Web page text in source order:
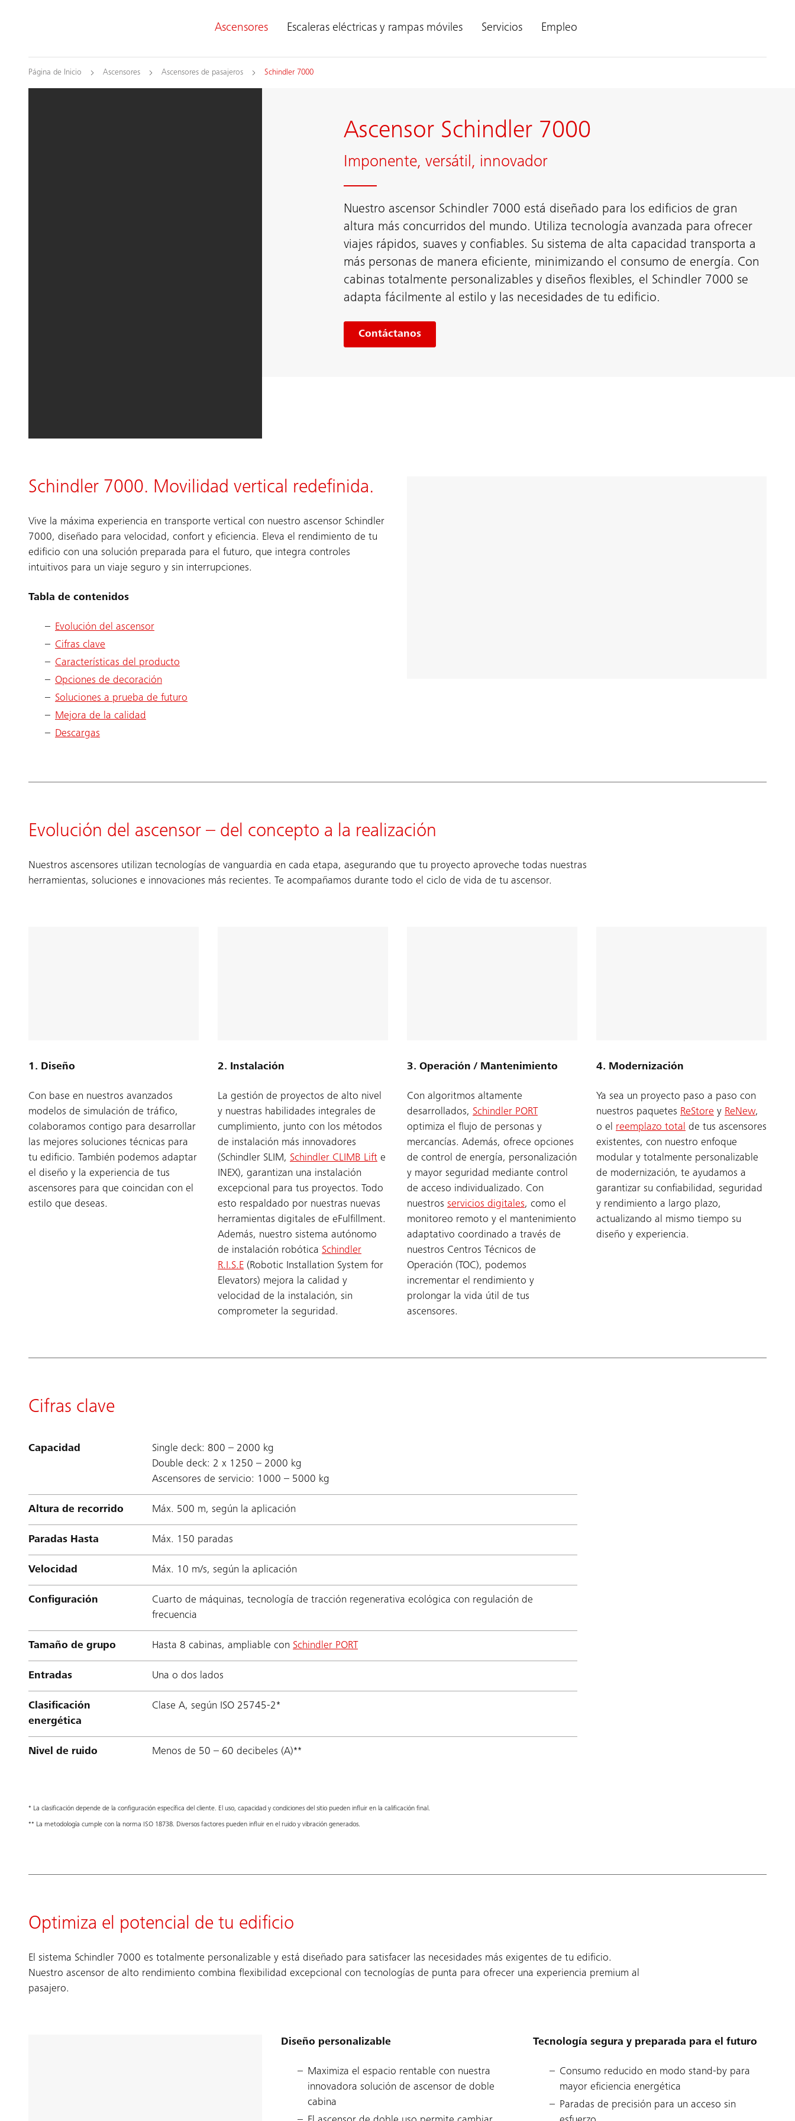
Ascensores Escaleras eléctricas y rampas móviles Servicios Empleo
Página de Inicio Ascensores Ascensores de pasajeros Schindler 7000
Ascensor Schindler 7000
Imponente, versátil, innovador
Nuestro ascensor Schindler 7000 está diseñado para los edificios de gran
altura más concurridos del mundo. Utiliza tecnología avanzada para ofrecer
viajes rápidos, suaves y confiables. Su sistema de alta capacidad transporta a
más personas de manera eficiente, minimizando el consumo de energía. Con
cabinas totalmente personalizables y diseños flexibles, el Schindler 7000 se
adapta fácilmente al estilo y las necesidades de tu edificio.
Contáctanos
Schindler 7000. Movilidad vertical redefinida.
Vive la máxima experiencia en transporte vertical con nuestro ascensor Schindler
7000, diseñado para velocidad, confort y eficiencia. Eleva el rendimiento de tu
edificio con una solución preparada para el futuro, que integra controles
intuitivos para un viaje seguro y sin interrupciones.
Tabla de contenidos
Evolución del ascensor
Cifras clave
Características del producto
Opciones de decoración
Soluciones a prueba de futuro
Mejora de la calidad
Descargas
Evolución del ascensor – del concepto a la realización
Nuestros ascensores utilizan tecnologías de vanguardia en cada etapa, asegurando que tu proyecto aproveche todas nuestras
herramientas, soluciones e innovaciones más recientes. Te acompañamos durante todo el ciclo de vida de tu ascensor.
1. Diseño
Con base en nuestros avanzados
modelos de simulación de tráfico,
colaboramos contigo para desarrollar
las mejores soluciones técnicas para
tu edificio. También podemos adaptar
el diseño y la experiencia de tus
ascensores para que coincidan con el
estilo que deseas.
2. Instalación
La gestión de proyectos de alto nivel
y nuestras habilidades integrales de
cumplimiento, junto con los métodos
de instalación más innovadores
(Schindler SLIM, Schindler CLIMB Lift e
INEX), garantizan una instalación
excepcional para tus proyectos. Todo
esto respaldado por nuestras nuevas
herramientas digitales de eFulfillment.
Además, nuestro sistema autónomo
de instalación robótica Schindler
R.I.S.E (Robotic Installation System for
Elevators) mejora la calidad y
velocidad de la instalación, sin
comprometer la seguridad.
3. Operación / Mantenimiento
Con algoritmos altamente
desarrollados, Schindler PORT
optimiza el flujo de personas y
mercancías. Además, ofrece opciones
de control de energía, personalización
y mayor seguridad mediante control
de acceso individualizado. Con
nuestros servicios digitales, como el
monitoreo remoto y el mantenimiento
adaptativo coordinado a través de
nuestros Centros Técnicos de
Operación (TOC), podemos
incrementar el rendimiento y
prolongar la vida útil de tus
ascensores.
4. Modernización
Ya sea un proyecto paso a paso con
nuestros paquetes ReStore y ReNew,
o el reemplazo total de tus ascensores
existentes, con nuestro enfoque
modular y totalmente personalizable
de modernización, te ayudamos a
garantizar su confiabilidad, seguridad
y rendimiento a largo plazo,
actualizando al mismo tiempo su
diseño y experiencia.
Cifras clave
Capacidad
Single deck: 800 – 2000 kg
Double deck: 2 x 1250 – 2000 kg
Ascensores de servicio: 1000 – 5000 kg
Altura de recorrido Máx. 500 m, según la aplicación
Paradas Hasta Máx. 150 paradas
Velocidad Máx. 10 m/s, según la aplicación
Configuración
Cuarto de máquinas, tecnología de tracción regenerativa ecológica con regulación de
frecuencia
Tamaño de grupo Hasta 8 cabinas, ampliable con Schindler PORT
Entradas Una o dos lados
Clasificación
energética
Clase A, según ISO 25745-2*
Nivel de ruido Menos de 50 – 60 decibeles (A)**
* La clasificación depende de la configuración específica del cliente. El uso, capacidad y condiciones del sitio pueden influir en la calificación final.
** La metodología cumple con la norma ISO 18738. Diversos factores pueden influir en el ruido y vibración generados.
Optimiza el potencial de tu edificio
El sistema Schindler 7000 es totalmente personalizable y está diseñado para satisfacer las necesidades más exigentes de tu edificio.
Nuestro ascensor de alto rendimiento combina flexibilidad excepcional con tecnologías de punta para ofrecer una experiencia premium al
pasajero.
Diseño personalizable
Maximiza el espacio rentable con nuestra
innovadora solución de ascensor de doble
cabina
Tecnología segura y preparada para el futuro
Consumo reducido en modo stand-by para
mayor eficiencia energética
Paradas de precisión para un acceso sin